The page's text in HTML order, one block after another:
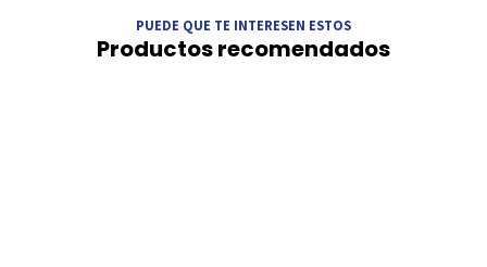
PUEDE QUE TE INTERESEN ESTOS
Productos recomendados